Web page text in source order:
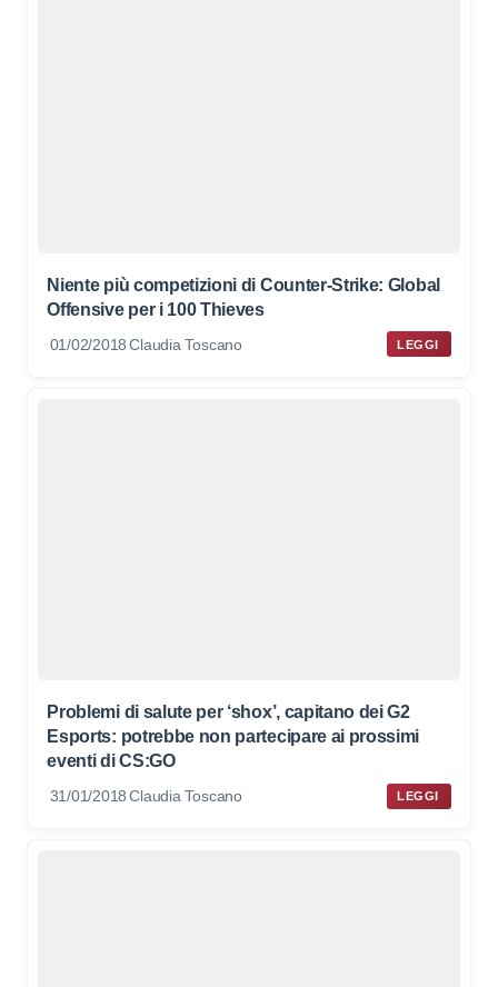
Niente più competizioni di Counter-Strike: Global
Offensive per i 100 Thieves
01/02/2018 Claudia Toscano LEGGI
Problemi di salute per ‘shox’, capitano dei G2
Esports: potrebbe non partecipare ai prossimi
eventi di CS:GO
31/01/2018 Claudia Toscano LEGGI